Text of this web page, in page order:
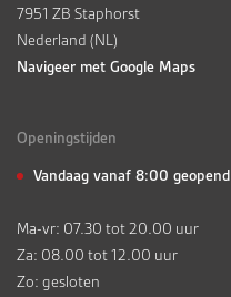
7951 ZB Staphorst
Nederland (NL)
Navigeer met Google Maps
Openingstijden
Vandaag vanaf 8:00 geopend
Ma-vr: 07.30 tot 20.00 uur
Za: 08.00 tot 12.00 uur
Zo: gesloten